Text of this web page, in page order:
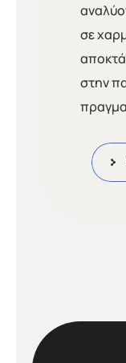
σε
στην